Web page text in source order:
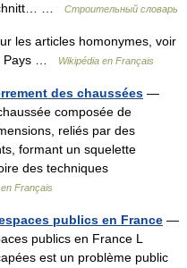
…
Строительный словарь
les articles homonymes, voir
Pays …
Wikipédia en Français
des chaussées —
composée de
reliés par des
formant un squelette
des techniques
en Français
publics en France —
publics en France L
est un problème public